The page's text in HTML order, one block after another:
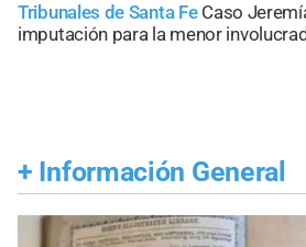
Tribunales de Santa Fe Caso
imputación para la menor
+ Información General